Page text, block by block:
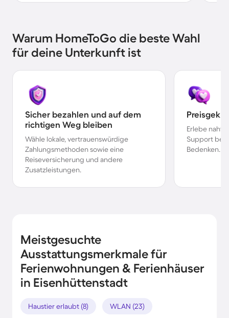
Warum HomeToGo die beste Wahl
für deine Unterkunft ist
Sicher bezahlen und auf dem
richtigen Weg bleiben
Wähle lokale, vertrauenswürdige
Zahlungsmethoden sowie eine
Reiseversicherung und andere
Zusatzleistungen.
Erlebe
Support bei
Bedenken.
Meistgesuchte
Ausstattungsmerkmale für
Ferienwohnungen & Ferienhäuser
in Eisenhüttenstadt
Haustier erlaubt (8) WLAN (23)